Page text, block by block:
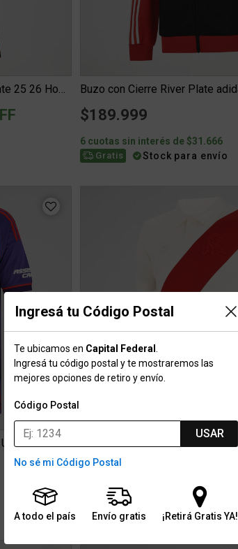
Ingresá tu Código Postal
Te ubicamos en Capital Federal
Ingresá tu código postal y te mostraremos las
mejores opciones de retiro y envío.
Código Postal
USAR
No sé mi Código Postal
A todo el país Envío gratis ¡Retirá Gratis YA!
$189.999
6 cuotas sin interés de $31.666
Gratis Stock para envío
Camiseta River Plate adidas Tercer Uniforme 2026 Hombre
$169.999
6 cuotas sin interés de $28.333
Gratis Stock para envío